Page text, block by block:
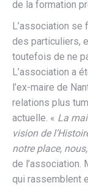
de la formation
L’association
des particuliers,
toutefois de ne
L’association a
l’ex-maire de
relations plus
actuelle. « La
vision de
notre place,
de
qui rassemblent